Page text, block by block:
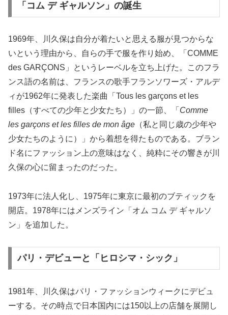
「コム デ ギャルソン」の誕生
1969年、川久保は自分が着たいと思える服が見つからな
いという理由から、自らの手で服を作り始め、「COMME
des GARÇONS」というレーベルを立ち上げた。このフラ
ンス語の名前は、フランスの歌手フランソワーズ・アルデ
ィが1962年に発表した楽曲「Tous les garçons et les
filles（すべての少年と少女たち）」の一節、「 Comme
les garçons et les filles de mon âge （私と同じ歳の少年や
少女たちのように）」から着想を得たものである。ブラン
ド名にファッション上の意味はなく、純粋にその響きが川
久保の心に留まったのだった。
1973年に法人化し、1975年に東京に最初のブティックを
開店。1978年にはメンズライン「オム コム デ ギャルソ
ン」を追加した。
パリ・デビューと「ヒロシマ・シック」
1981年、川久保はパリ・ファッションウィークにデビュ
ーする。その時点で日本国内には150以上の店舗を展開し